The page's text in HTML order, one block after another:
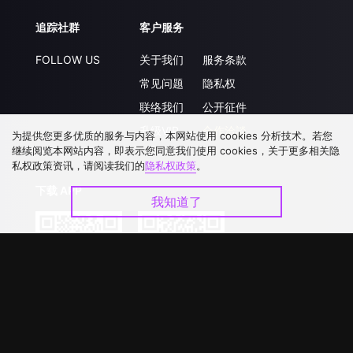
追踪社群
FOLLOW US
客户服务
关于我们
常见问题
联络我们
升级VIP
服务条款
隐私权
公开征件
合作洽談
下载 APP
为提供您更多优质的服务与内容，本网站使用 cookies 分析技术。若您
继续阅览本网站内容，即表示您同意我们使用 cookies，关于更多相关隐
私权政策资讯，请阅读我们的隐私权政策。
我知道了